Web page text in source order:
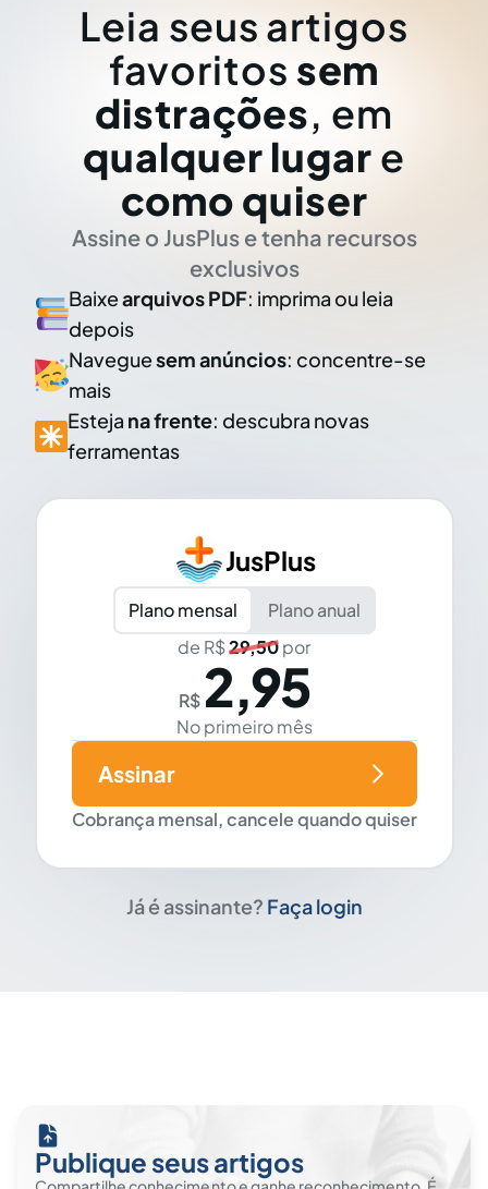
Leia seus artigos
favoritos sem
distrações, em
qualquer lugar e
como quiser
Assine o JusPlus e tenha recursos
exclusivos
Baixearquivos PDF: imprima ou leia
depois
Naveguesem anúncios: concentre-se
mais
Esteja na frente: descubra novas
ferramentas
JusPlus
Plano mensal
Plano anual
de R$29,50por
R$ 2,95
No primeiro mês
Cobrança mensal, cancele quando quiser
Assinar
Já é assinante? Faça login
Publique seus artigos